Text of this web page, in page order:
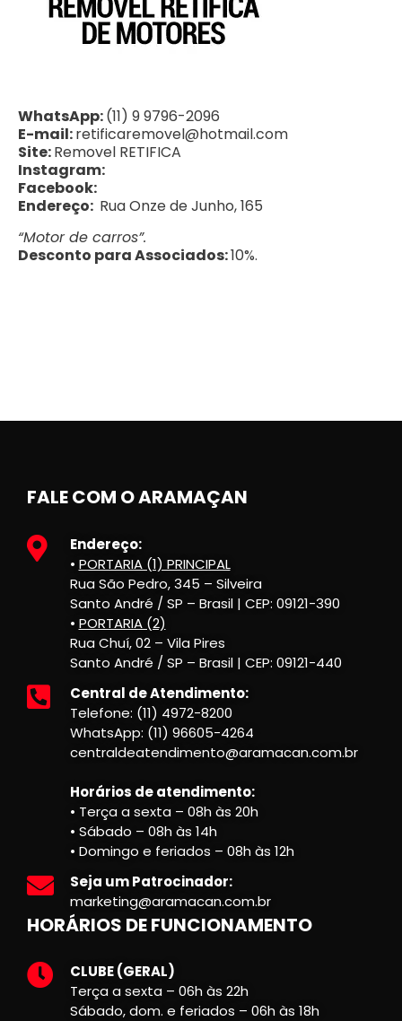
WhatsApp:(11) 9 9796-2096
E-mail:retificaremovel@hotmail.com
Site:Removel RETIFICA
Instagram:
Facebook:
Endereço: Rua Onze de Junho, 165
“Motor de carros”.
Desconto para Associados:10%.
FALE COM O ARAMAÇAN
Endereço:
• PORTARIA (1) PRINCIPAL
Rua São Pedro, 345 – Silveira
Santo André / SP – Brasil | CEP: 09121-390
• PORTARIA (2)
Rua Chuí, 02 – Vila Pires
Santo André / SP – Brasil | CEP: 09121-440
Central de Atendimento:
Telefone: (11) 4972-8200
WhatsApp: (11) 96605-4264
centraldeatendimento@aramacan.com.br
Horários de atendimento:
• Terça a sexta – 08h às 20h
• Sábado – 08h às 14h
• Domingo e feriados – 08h às 12h
Seja um Patrocinador:
marketing@aramacan.com.br
HORÁRIOS DE FUNCIONAMENTO
CLUBE (GERAL)
Terça a sexta – 06h às 22h
Sábado, dom. e feriados – 06h às 18h